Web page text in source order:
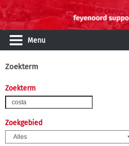
Menu
Zoekterm
Zoekterm
Zoekgebied